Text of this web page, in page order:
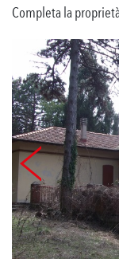
Completa la